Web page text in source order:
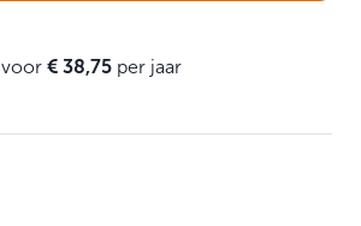
voor € 38,75 per jaar